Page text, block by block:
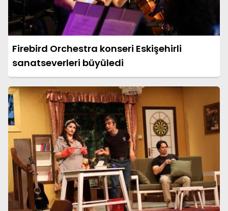
Firebird Orchestra konseri Eskişehirli
sanatseverleri büyüledi